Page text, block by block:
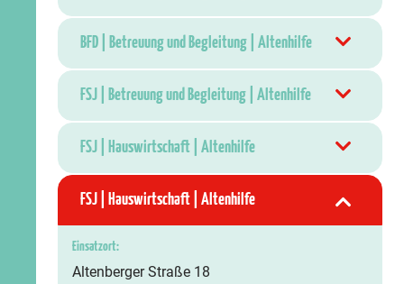
BFD | Betreuung und Begleitung | Altenhilfe
FSJ | Betreuung und Begleitung | Altenhilfe
FSJ | Hauswirtschaft | Altenhilfe
FSJ | Hauswirtschaft | Altenhilfe
Einsatzort:
Altenberger Straße 18